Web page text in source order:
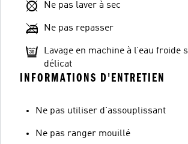
Ne pas laver à sec
Ne pas repasser
Lavage en machine à l’eau froide
délicat
INFORMATIONS D'ENTRETIEN
Ne pas utiliser d'assouplissant
Ne pas ranger mouillé